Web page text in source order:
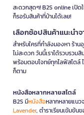
สะดวกสุดๆ! B2S online เปิ
ก็รอรับสินค้าที่บ้านได้เลย!
เลือกช้อปสินค้าแนะนำ
สำหรับใครที่กำลังมองหา ร้า
ไม่สะดวก วันนี้เราได้รวบรวม
พร้อมตอบโจทย์ทุกไลฟ์สไตล์
ก็ตาม
หนังสือหลากหลายสไตล์
B2S มีหนังสือหลากหลายแนว
Lavender, ตำราเรียนเข้มข้น